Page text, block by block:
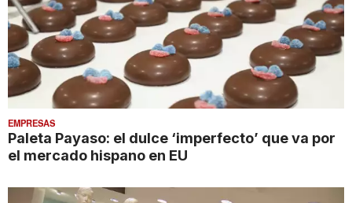
EMPRESAS
Paleta Payaso: el dulce ‘imperfecto’ que va por
el mercado hispano en EU